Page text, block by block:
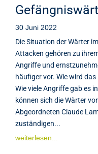
30 Juni 2022
Die Situation der Wärter
Attacken gehören zu
Angriffe und
häufiger vor. Wie wird
Wie viele Angriffe gab es
können sich die Wärter
Abgeordneten Claude
zuständigen...
weiterlesen...